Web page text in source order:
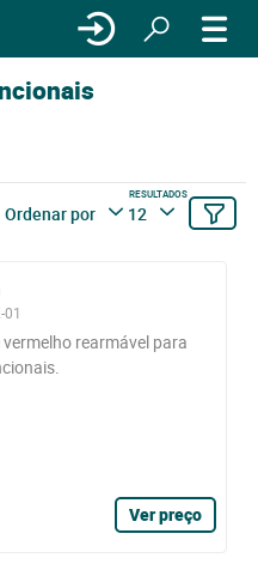
Ordenar por
RESULTADOS
12
01
rearmável para
Ver preço